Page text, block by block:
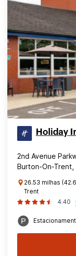
Holiday
2nd Avenue
Burton-On-Trent,
26.53 milhas
Trent
4.40